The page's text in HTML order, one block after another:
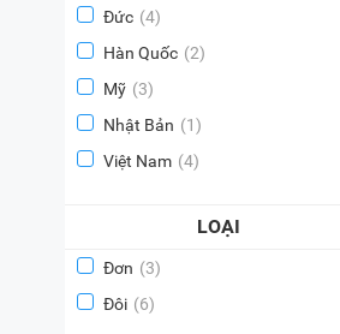
Đức (4)
Hàn Quốc (2)
Mỹ (3)
Nhật Bản (1)
Việt Nam (4)
LOẠI
Đơn (3)
Đôi (6)